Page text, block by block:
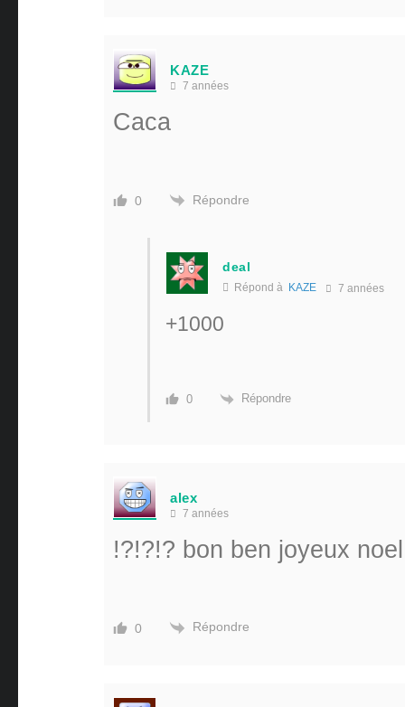
KAZE
7 années
Caca
0 Répondre
deal
Répond à KAZE 7 années
+1000
0 Répondre
alex
7 années
!?!?!? bon ben joyeux
0 Répondre